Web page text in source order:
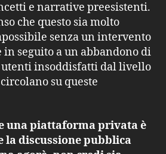
e narrative preesistenti.
che questo sia molto
senza un intervento
seguito a un abbandono di
utenti insoddisfatti dal livello
su queste
una piattaforma privata è
la discussione pubblica